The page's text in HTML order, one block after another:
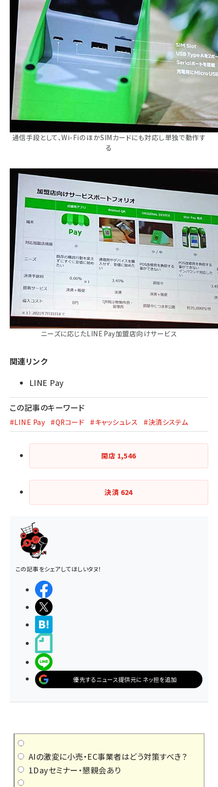
通信手段として、Wi-FiのほかSIMカードにも対応し単独で動作す
る
ニーズに応じたLINE Pay加盟店向けサービス
関連リンク
LINE Pay
この記事のキーワード
#LINE Pay #QRコード #キャッシュレス #決済システム
開店 1,546
決済 624
この記事をシェアしてほしいタヌ！
優先するニュース提供元にネッ担を追加
AIの激変に小売・EC事業者はどう対策すべき？
1Dayセミナー・懇親会あり